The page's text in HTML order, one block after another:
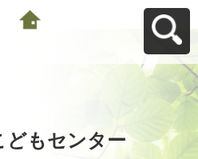
どもセンター